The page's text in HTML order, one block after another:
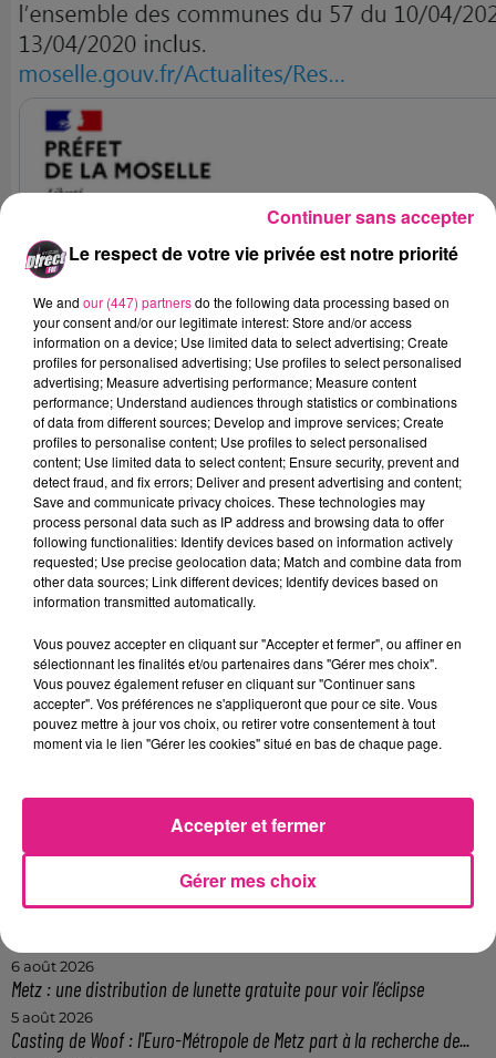
Quant aux déplacements pour effectuer desachats
les activités demeurent autorisées, ils sont limités à
un rayon de 10 kilomètres autour du lieu de
confinement.
Concrètement, cette mesure vise surtout à
FIL ACTUS
6 août 2026
Metz : une distribution de lunette gratuite pour voir l’éclipse
5 août 2026
Casting de Woof : l'Euro-Métropole de Metz part à la recherche de...
Le respect de votre vie privée est notre priorité
We and our (447) partnersdo the following data processing based on
your consent and/or our legitimate interest: Store and/or access
information on a device; Use limited data to select advertising; Create
profiles for personalised advertising; Use profiles to select personalised
advertising; Measure advertising performance; Measure content
performance; Understand audiences through statistics or combinations
of data from different sources; Develop and improve services; Create
profiles to personalise content; Use profiles to select personalised
content; Use limited data to select content; Ensure security, prevent and
detect fraud, and fix errors; Deliver and present advertising and content;
Save and communicate privacy choices. These technologies may
process personal data such as IP address and browsing data to offer
following functionalities: Identify devices based on information actively
requested; Use precise geolocation data; Match and combine data from
other data sources; Link different devices; Identify devices based on
information transmitted automatically.
Vous pouvez accepter en cliquant sur "Accepter et fermer", ou affiner en
sélectionnant les finalités et/ou partenaires dans "Gérer mes choix".
Vous pouvez également refuser en cliquant sur "Continuer sans
accepter". Vos préférences ne s'appliqueront que pour ce site. Vous
pouvez mettre à jour vos choix, ou retirer votre consentement à tout
moment via le lien "Gérer les cookies" situé en bas de chaque page.
Gérer mes choix
Accepter et fermer
Continuer sans accepter